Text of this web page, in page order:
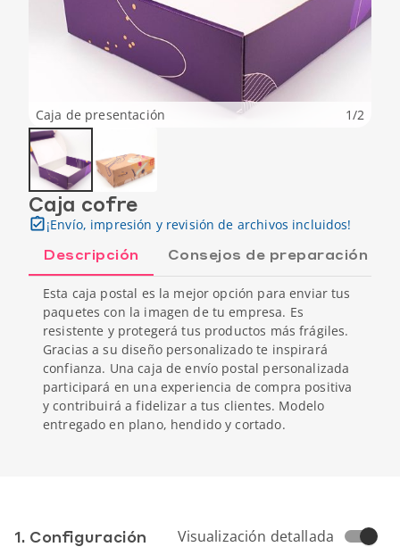
Caja de presentación 1/2
Caja cofre
¡Envío, impresión y revisión de archivos incluidos!
Descripción Consejos de preparación
Esta caja postal es la mejor opción para enviar tus
paquetes con la imagen de tu empresa. Es
resistente y protegerá tus productos más frágiles.
Gracias a su diseño personalizado te inspirará
confianza. Una caja de envío postal personalizada
participará en una experiencia de compra positiva
y contribuirá a fidelizar a tus clientes. Modelo
entregado en plano, hendido y cortado.
1. Conf­iguración Visualización detallada